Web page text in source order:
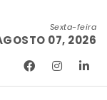
Sexta-feira
07, 2026